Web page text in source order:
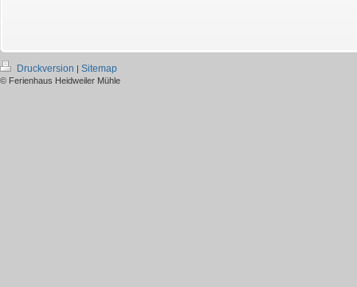
Druckversion Sitemap
© Ferienhaus Heidweiler Mühle